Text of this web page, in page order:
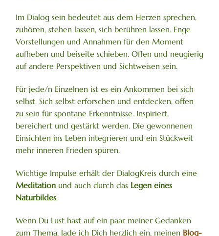
Im Dialog sein bedeutet aus dem Herzen sprechen,
zuhören, stehen lassen, sich berühren lassen. Enge
Vorstellungen und Annahmen für den Moment
aufheben und beiseite schieben. Offen und neugierig
auf andere Perspektiven und Sichtweisen sein.
Für jede/n Einzelnen ist es ein Ankommen bei sich
selbst. Sich selbst erforschen und entdecken, offen
zu sein für spontane Erkenntnisse. Inspiriert,
bereichert und gestärkt werden. Die gewonnenen
Einsichten ins Leben integrieren und ein Stückweit
mehr inneren Frieden spüren.
Wichtige Impulse erhält der DialogKreis durch eine
Meditation und auch durch das Legen eines
Naturbildes.
Wenn Du Lust hast auf ein paar meiner Gedanken
zum Thema, lade ich Dich herzlich ein, meinen Blog-